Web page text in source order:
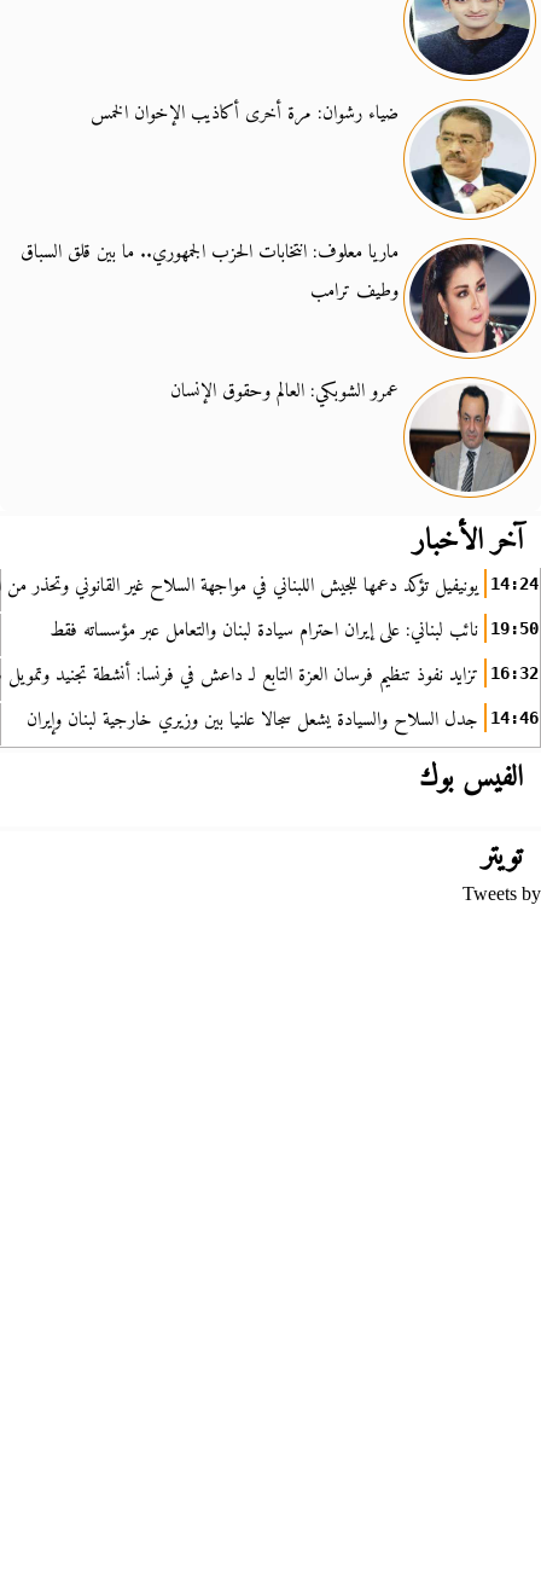
ضياء رشوان: مرة أخرى أكاذيب الإخوان الخمس
ماريا معلوف: انتخابات الحزب الجمهوري.. ما بين قلق السباق
وطيف ترامب
عمرو الشوبكي: العالم وحقوق الإنسان
آخر الأخبار
14:24 يونيفيل تؤكد دعمها للجيش اللبناني في مواجهة السلاح غير القانوني وتحذر من
19:50 نائب لبناني: على إيران احترام سيادة لبنان والتعامل عبر مؤسساته فقط
16:32 تزايد نفوذ تنظيم فرسان العزة التابع لـ داعش في فرنسا: أنشطة تجنيد
14:46 جدل السلاح والسيادة يشعل سجالا علنيا بين وزيري خارجية لبنان وإيران
الفيس بوك
تويتر
Tweets by